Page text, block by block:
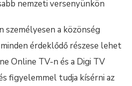
nemzeti versenyünkön
a közönség
érdeklődő részese lehet
Online TV-n és a Digi TV
figyelemmel tudja kísérni az